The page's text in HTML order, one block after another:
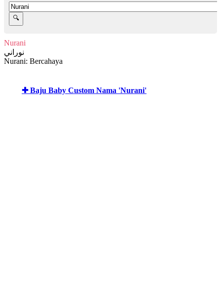
Nurani
نوراني
Nurani: Bercahaya
✚ Baju Baby Custom Nama 'Nurani'